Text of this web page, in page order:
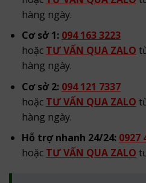
hàng ngày.
Cơ sở 1: 094 163 3223
hoặc TƯ VẤN QUA ZALO
hàng ngày.
Cơ sở 2: 094 121 7337
hoặc TƯ VẤN QUA ZALO
hàng ngày.
Hỗ trợ nhanh 24/24: 0927
hoặc TƯ VẤN QUA ZALO